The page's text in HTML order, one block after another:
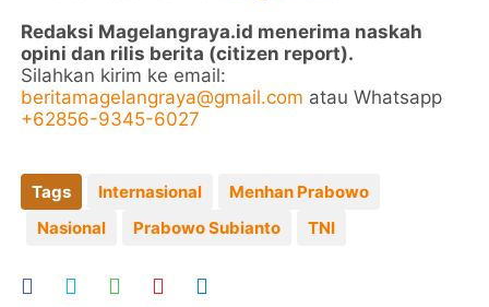
Redaksi Magelangraya.id menerima naskah
opini dan rilis berita (citizen report).
Silahkan kirim ke email:
beritamagelangraya@gmail.com atau Whatsapp
+62856-9345-6027
Tags Internasional
Menhan Prabowo
Nasional
Prabowo Subianto TNI